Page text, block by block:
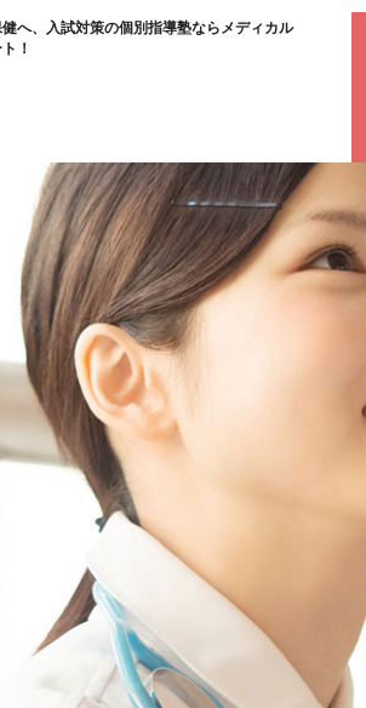
へ、入試対策の個別指導塾ならメディカル
！